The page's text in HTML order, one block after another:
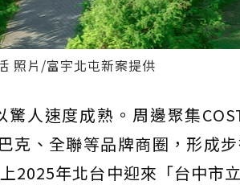
照片/富宇北屯新案提供
速度成熟。周邊聚集
克、全聯等品牌商圈，形成
2025年北台中迎來「台中市